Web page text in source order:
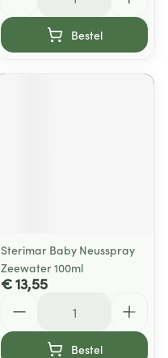
Bestel
Sterimar Baby Neusspray
Zeewater 100ml
€ 13,55
Bestel